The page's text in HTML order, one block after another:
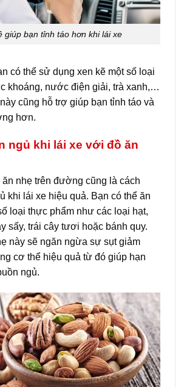
giúp bạn tỉnh táo hơn khi lái xe
có thể sử dụng xen kẽ một số loại
khoáng, nước điện giải, trà xanh,…
cũng hỗ trợ giúp bạn tỉnh táo và
hơn.
ngủ khi lái xe với đồ ăn
nhẹ trên đường cũng là cách
khi lái xe hiệu quả. Bạn có thể ăn
loại thực phẩm như các loại hạt,
sấy, trái cây tươi hoặc bánh quy.
này sẽ ngăn ngừa sự sụt giảm
cơ thể hiệu quả từ đó giúp hạn
ngủ.